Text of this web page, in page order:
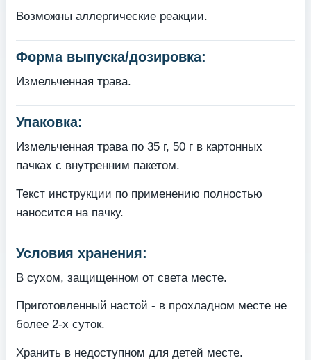
Возможны аллергические реакции.
Форма выпуска/дозировка:
Измельченная трава.
Упаковка:
Измельченная трава по 35 г, 50 г в картонных
пачках с внутренним пакетом.
Текст инструкции по применению полностью
наносится на пачку.
Условия хранения:
В сухом, защищенном от света месте.
Приготовленный настой - в прохладном месте не
более 2-х суток.
Хранить в недоступном для детей месте.